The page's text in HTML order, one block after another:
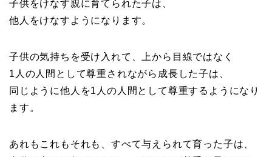
子供をけなす親に育てられた子は、
他人をけなすようになります。
子供の気持ちを受け入れて、上から目線ではなく
1人の人間として尊重されながら成長した子は、
同じように他人を1人の人間として尊重するようになり
ます。
あれもこれもそれも、すべて与えられて育った子は、